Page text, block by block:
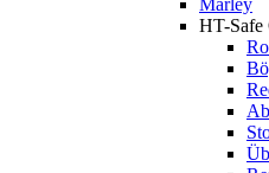
Marley
HT-Safe